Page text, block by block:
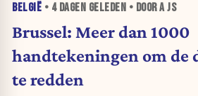
BELGIË • 4 DAGEN GELEDEN • DOOR A JS
Brussel: Meer dan 1000
handtekeningen om de
te redden